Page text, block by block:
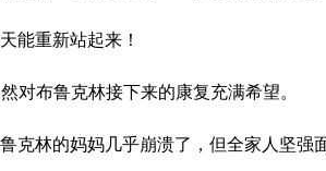
能重新站起来！
对布鲁克林接下来的康复充满希望。
克林的妈妈几乎崩溃了，但全家人坚强